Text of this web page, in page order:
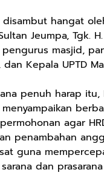
disambut hangat
Jeumpa, Tgk.
masjid,
Kepala UPTD
penuh harap itu,
agar
penambahan
guna
dan